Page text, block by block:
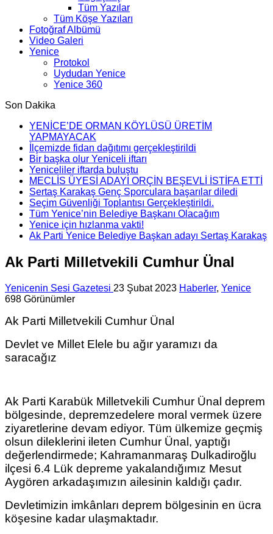
Tüm Yazılar
Tüm Köşe Yazıları
Fotoğraf Albümü
Video Galeri
Yenice
Protokol
Uydudan Yenice
Yenice 360
Son Dakika
YENİCE’DE ORMAN KÖYLÜSÜ ÜRETİM
YAPMAYACAK
İlçemizde fidan dağıtımı gerçekleştirildi
Bir başka olur Yeniceli iftarı
Yeniceliler iftarda buluştu
MECLİS ÜYESİ ADAYI ORÇİN BEŞEVLİ İSTİFA ETTİ
Sertaş Karakaş Genç Sporculara başarılar diledi
Seçim Güvenliği Toplantısı Gerçekleştirildi.
Tüm Yenice’nin Belediye Başkanı Olacağım
Yenice için hızlanma vakti!
Ak Parti Yenice Belediye Başkan adayı Sertaş Karakaş
Ak Parti Milletvekili Cumhur Ünal
Yenicenin Sesi Gazetesi 23 Şubat 2023 Haberler, Yenice
698 Görünümler
Ak Parti Milletvekili Cumhur Ünal
Devlet ve Millet Elele bu ağır yaramızı da
saracağız
Ak Parti Karabük Milletvekili Cumhur Ünal deprem
bölgesinde, depremzedelere moral vermek üzere
ziyaretlerine devam ediyor. Tüm ülkemize geçmiş
olsun dileklerini ileten Cumhur Ünal, yaptığı
değerlendirmede; Kahramanmaraş Dulkadiroğlu
ilçesi 6.4 Lük depreme yakalandığımız Mesut
Aygören arkadaşımızın ailesinin kaldığı çadır.
Devletimizin imkânları deprem bölgesinin en ücra
köşesine kadar ulaşmaktadır.